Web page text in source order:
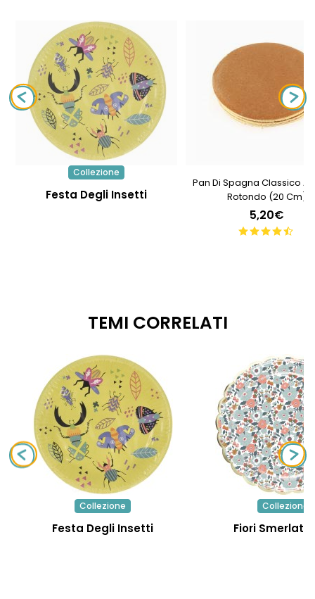
Collezione
Festa Degli Insetti
Pan Di Spagna Classico A
Rotondo (20 Cm)
5,20€
TEMI CORRELATI
Collezione
Festa Degli Insetti
Collezione
Fiori Smerlati